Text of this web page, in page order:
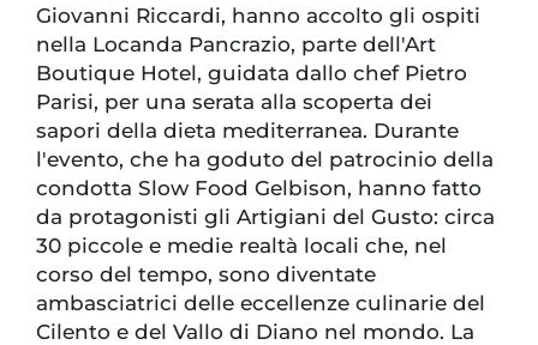
Giovanni Riccardi, hanno accolto gli ospiti
nella Locanda Pancrazio, parte dell'Art
Boutique Hotel, guidata dallo chef Pietro
Parisi, per una serata alla scoperta dei
sapori della dieta mediterranea. Durante
l'evento, che ha goduto del patrocinio della
condotta Slow Food Gelbison, hanno fatto
da protagonisti gli Artigiani del Gusto: circa
30 piccole e medie realtà locali che, nel
corso del tempo, sono diventate
ambasciatrici delle eccellenze culinarie del
Cilento e del Vallo di Diano nel mondo. La